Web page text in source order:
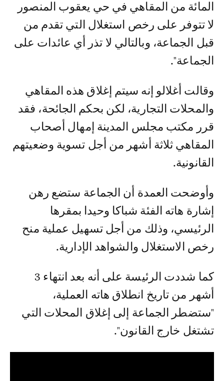
المائة من المقاهي في حي يعقوب المنصور
لا تتوفر على رخص استغلال التي تقدم من
قبل الجماعة، وبالتالي لا تذر أي عائدات على
الجماعة".
وقالت أغلالو إنه سيتم إغلاق هذه المقاهي
والمحلات التجارية، لكن بحكم الجائحة، فقد
قرر مكتب مجلس المدينة إمهال أصحاب
المقاهي ثلاثة أشهر من أجل تسوية وضعيتهم
القانونية.
وأوضحت العمدة أن الجماعة ستضع رهن
إشارة هاته الفئة شباكا وحيدا بمقرها
الرئيسي، وذلك من أجل تسهيل عملية منح
رخص الاستغلال والشواهد الإدارية.
كما شددت الرئيسة على أنه بعد انتهاء 3
أشهر من تاريخ انطلاق هاته العملية،
"ستضطر الجماعة إلى إغلاق المحلات التي
تشتغل خارج القانون".